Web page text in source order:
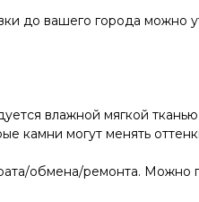
до вашего города можно
влажной мягкой
камни могут менять
обмена/ремонта. Можно